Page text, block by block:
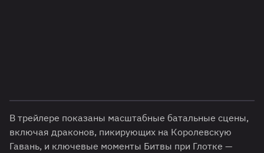
В трейлере показаны масштабные батальные сцены,
включая драконов, пикирующих на Королевскую
Гавань, и ключевые моменты Битвы при Глотке —